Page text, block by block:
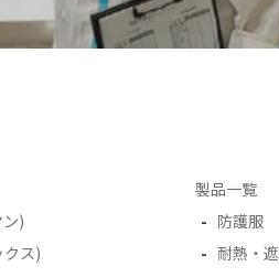
)
ス)
製品一覧
防護服
耐熱・